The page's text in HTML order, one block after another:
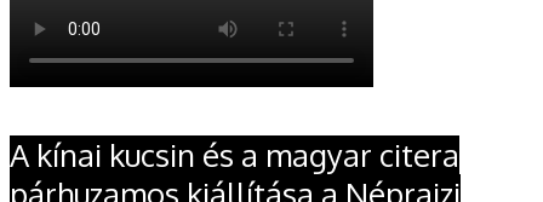
A kínai kucsin és a magyar citera
párhuzamos kiállítása a Néprajzi